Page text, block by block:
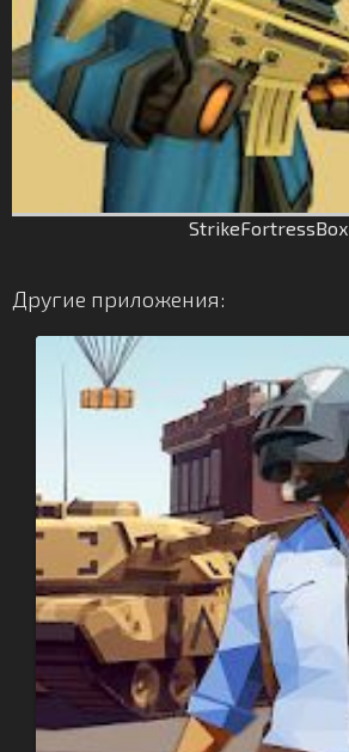
StrikeFortressBox
Другие приложения: